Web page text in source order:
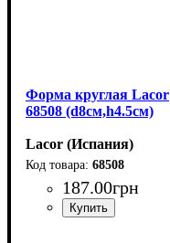
Форма круглая Lacor
68508 (d8см,h4.5см)
Lacor (Испания)
68508
187.00грн